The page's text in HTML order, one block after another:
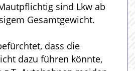
sind Lkw ab
Gesamtgewicht.
dass die
dazu führen könnte,